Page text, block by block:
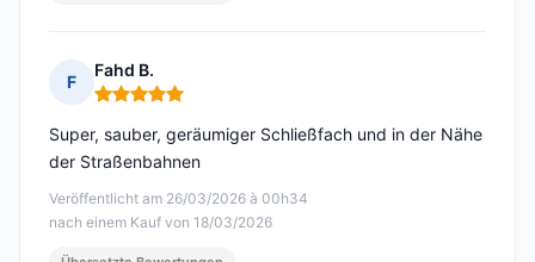
F
Fahd B.
Hinweis: 5 von 5
Veröffentlicht am 26/03/2026 à 00h34
nach einem Kauf von 18/03/2026
Super, sauber, geräumiger Schließfach und in der Nähe
der Straßenbahnen